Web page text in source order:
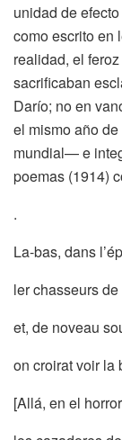
unidad de
como escrito en
realidad, el
sacrificaban
Darío; no en
el mismo año
mundial— e
poemas (1914)
.
La-bas, dans
ler chasseurs
et, de noveau
on croirat voir la
[Allá, en el